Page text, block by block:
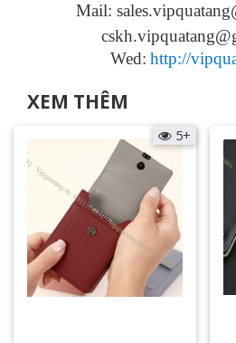
Mail:
Wed: http://
XEM THÊM
5+